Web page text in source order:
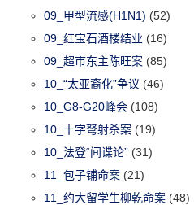
09_甲型流感(H1N1) (52)
09_红宝石酒楼结业 (16)
09_超市东主陈旺案 (85)
10_“太亚裔化”争议 (46)
10_G8-G20峰会 (108)
10_十字弩射杀案 (19)
10_法登“间谍论” (31)
11_包子铺命案 (21)
11_约大留学生柳乾命案 (48)